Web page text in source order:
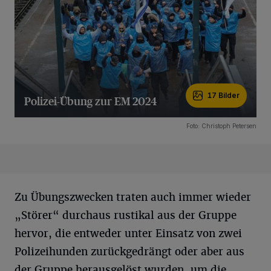
Polizei-Übung zur EM 2024 17 Bilder
Foto: Christoph Petersen
Zu Übungszwecken traten auch immer wieder
„Störer“ durchaus rustikal aus der Gruppe
hervor, die entweder unter Einsatz von zwei
Polizeihunden zurückgedrängt oder aber aus